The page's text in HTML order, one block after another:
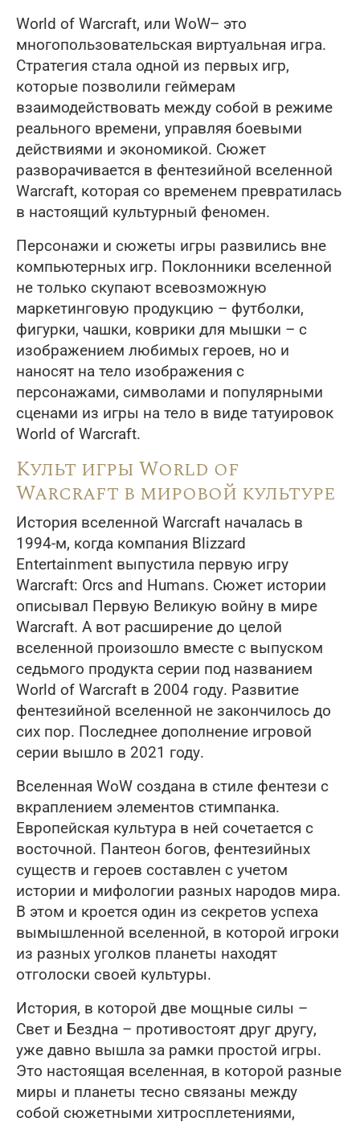
World of Warcraft, или WoW– это
многопользовательская виртуальная игра.
Стратегия стала одной из первых игр,
которые позволили геймерам
взаимодействовать между собой в режиме
реального времени, управляя боевыми
действиями и экономикой. Сюжет
разворачивается в фентезийной вселенной
Warcraft, которая со временем превратилась
в настоящий культурный феномен.
Персонажи и сюжеты игры развились вне
компьютерных игр. Поклонники вселенной
не только скупают всевозможную
маркетинговую продукцию – футболки,
фигурки, чашки, коврики для мышки – с
изображением любимых героев, но и
наносят на тело изображения с
персонажами, символами и популярными
сценами из игры на тело в виде татуировок
World of Warcraft.
Культ игры World of
Warcraft в мировой культуре
История вселенной Warcraft началась в
1994-м, когда компания Blizzard
Entertainment выпустила первую игру
Warcraft: Orcs and Humans. Сюжет истории
описывал Первую Великую войну в мире
Warcraft. А вот расширение до целой
вселенной произошло вместе с выпуском
седьмого продукта серии под названием
World of Warcraft в 2004 году. Развитие
фентезийной вселенной не закончилось до
сих пор. Последнее дополнение игровой
серии вышло в 2021 году.
Вселенная WoW создана в стиле фентези с
вкраплением элементов стимпанка.
Европейская культура в ней сочетается с
восточной. Пантеон богов, фентезийных
существ и героев составлен с учетом
истории и мифологии разных народов мира.
В этом и кроется один из секретов успеха
вымышленной вселенной, в которой игроки
из разных уголков планеты находят
отголоски своей культуры.
История, в которой две мощные силы –
Свет и Бездна – противостоят друг другу,
уже давно вышла за рамки простой игры.
Это настоящая вселенная, в которой разные
миры и планеты тесно связаны между
собой сюжетными хитросплетениями,